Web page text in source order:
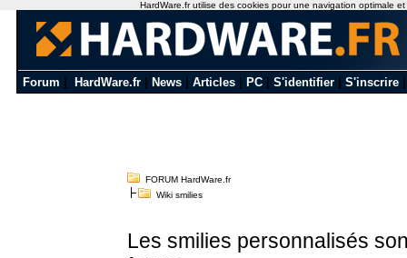
Forum HardWare.fr News Articles PC S'identifier S'inscrire
FORUM HardWare.fr
Wiki smilies
Les smilies personnalisés
HardWare.fr utilise des cookies pour une navigation optimale